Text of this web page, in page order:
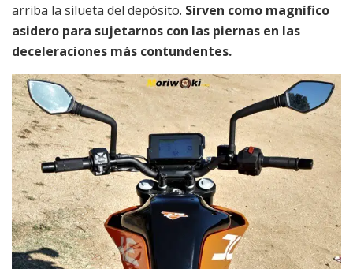
arriba la silueta del depósito. Sirven como magnífico
asidero para sujetarnos con las piernas en las
deceleraciones más contundentes.